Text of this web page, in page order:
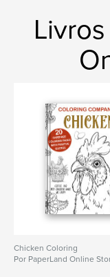
Chicken Coloring
Por PaperLand Online